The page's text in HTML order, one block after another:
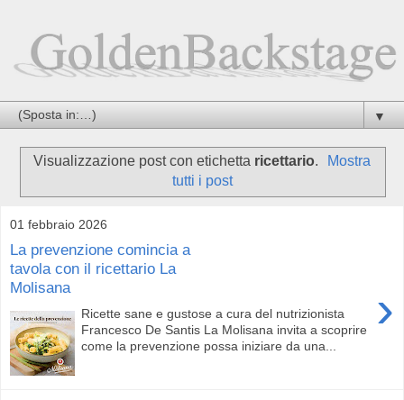
▼
Visualizzazione post con etichetta ricettario.
Mostra
tutti i post
01 febbraio 2026
La prevenzione comincia a
tavola con il ricettario La
Molisana
›
Ricette sane e gustose a cura del nutrizionista
Francesco De Santis La Molisana invita a scoprire
come la prevenzione possa iniziare da una...